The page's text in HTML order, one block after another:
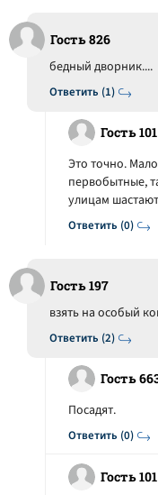
Гость 826
Ответить (1)
бедный дворник....
Гость 101
Ответить (0)
Это точно.
первобытные,
улицам
Гость 197
Ответить (2)
взять на особый
Гость
Ответить (0)
Посадят.
Гость 101